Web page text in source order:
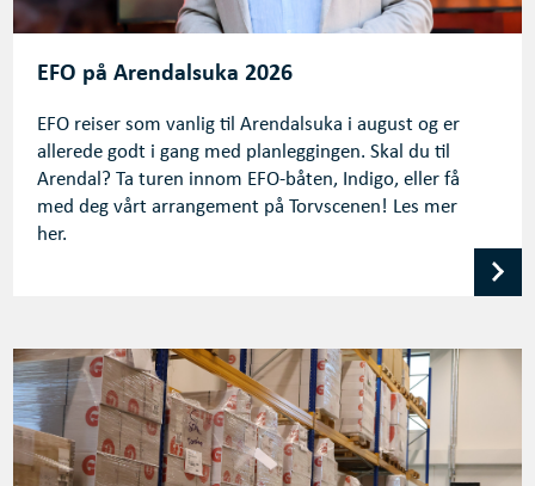
EFO på Arendalsuka 2026
EFO reiser som vanlig til Arendalsuka i august og er
allerede godt i gang med planleggingen. Skal du til
Arendal? Ta turen innom EFO-båten, Indigo, eller få
med deg vårt arrangement på Torvscenen! Les mer
her.